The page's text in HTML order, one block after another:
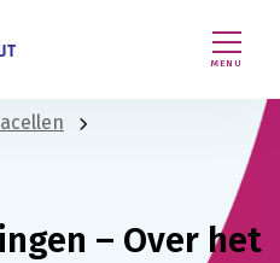
MENU
– Over het